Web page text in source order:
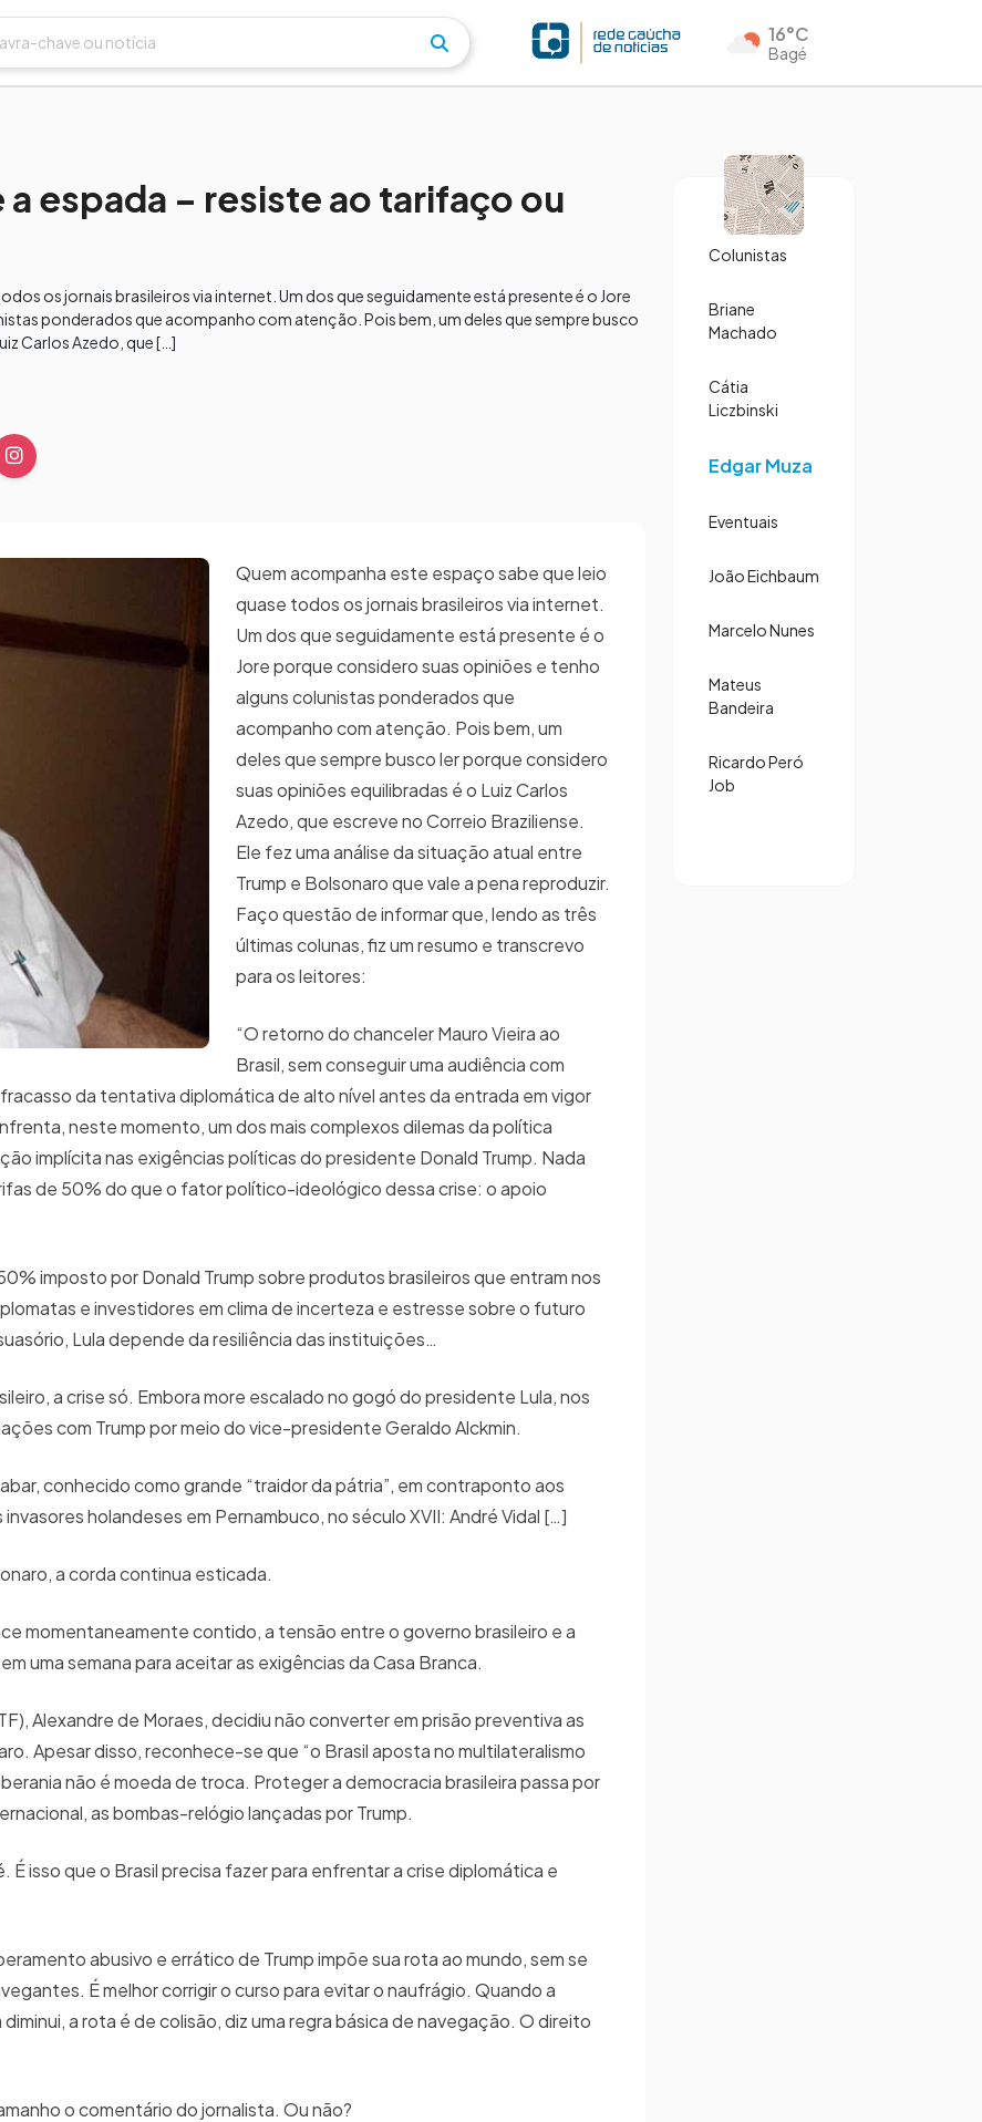
16°C
Bagé
a espada – resiste ao tarifaço ou
os jornais brasileiros via internet. Um dos que seguidamente está presente é o Jore
ponderados que acompanho com atenção. Pois bem, um deles que sempre busco
Carlos Azedo, que […]
Quem acompanha este espaço sabe que leio
quase todos os jornais brasileiros via internet.
Um dos que seguidamente está presente é o
Jore porque considero suas opiniões e tenho
alguns colunistas ponderados que
acompanho com atenção. Pois bem, um
deles que sempre busco ler porque considero
suas opiniões equilibradas é o Luiz Carlos
Azedo, que escreve no Correio Braziliense.
Ele fez uma análise da situação atual entre
Trump e Bolsonaro que vale a pena reproduzir.
Faço questão de informar que, lendo as três
últimas colunas, fiz um resumo e transcrevo
para os leitores:
“O retorno do chanceler Mauro Vieira ao
Brasil, sem conseguir uma audiência com
da tentativa diplomática de alto nível antes da entrada em vigor
neste momento, um dos mais complexos dilemas da política
implícita nas exigências políticas do presidente Donald Trump. Nada
de 50% do que o fator político-ideológico dessa crise: o apoio
imposto por Donald Trump sobre produtos brasileiros que entram nos
e investidores em clima de incerteza e estresse sobre o futuro
Lula depende da resiliência das instituições…
a crise só. Embora more escalado no gogó do presidente Lula, nos
com Trump por meio do vice-presidente Geraldo Alckmin.
conhecido como grande “traidor da pátria”, em contraponto aos
holandeses em Pernambuco, no século XVII: André Vidal […]
a corda continua esticada.
momentaneamente contido, a tensão entre o governo brasileiro e a
uma semana para aceitar as exigências da Casa Branca.
Alexandre de Moraes, decidiu não converter em prisão preventiva as
Apesar disso, reconhece-se que “o Brasil aposta no multilateralismo
não é moeda de troca. Proteger a democracia brasileira passa por
as bombas-relógio lançadas por Trump.
É isso que o Brasil precisa fazer para enfrentar a crise diplomática e
abusivo e errático de Trump impõe sua rota ao mundo, sem se
É melhor corrigir o curso para evitar o naufrágio. Quando a
a rota é de colisão, diz uma regra básica de navegação. O direito
o comentário do jornalista. Ou não?
Colunistas
Briane
Machado
Cátia
Liczbinski
Edgar Muza
Eventuais
João Eichbaum
Marcelo Nunes
Mateus
Bandeira
Ricardo Peró
Job